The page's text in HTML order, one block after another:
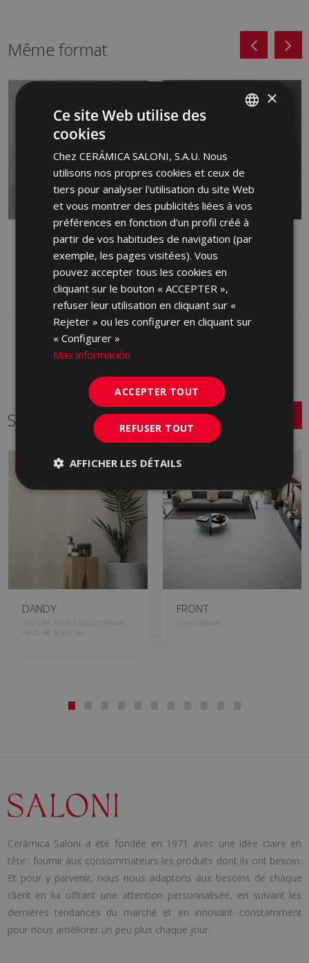
Même format
INTERIOR CENIZA 60 X
Ajouter aux favoris
INTERIOR GRAFITO 60 X
60
HXC770 | 60x60
Ajouter aux favoris
Série connexe
NOUVEAU
DANDY
PASTURE ROUGE, GRÈS CÉRAME,
PASTURE BLANCHE
FRONT
GRÈS CÉRAME
Cerámica Saloni a été fondée en 1971 avec une idée claire en
tête : fournir aux consommateurs les produits dont ils ont besoin.
Et pour y parvenir, nous nous adaptons aux besoins de chaque
client en lui offrant une attention personnalisée, en suivant les
dernières tendances du marché et en innovant constamment
pour nous améliorer un peu plus chaque jour.
ENGLISH
GERMAN
PORTUGUESE
×
Ce site Web utilise des
cookies
Chez CERÁMICA SALONI, S.A.U. Nous
utilisons nos propres cookies et ceux de
tiers pour analyser l'utilisation du site Web
et vous montrer des publicités liées à vos
préférences en fonction d'un profil créé à
partir de vos habitudes de navigation (par
exemple, les pages visitées). Vous
pouvez accepter tous les cookies en
cliquant sur le bouton « ACCEPTER »,
refuser leur utilisation en cliquant sur «
Rejeter » ou les configurer en cliquant sur
« Configurer »
Más información
ACCEPTER TOUT
REFUSER TOUT
AFFICHER LES DÉTAILS